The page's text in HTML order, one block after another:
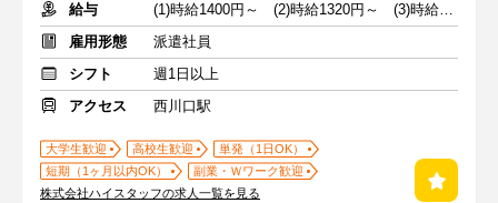
給与
(1)時給1400円～ (2)時給1320円～ (3)時給1400円～
雇用形態
派遣社員
シフト
週1日以上
アクセス
西川口駅
大学生歓迎 高校生歓迎
単発（1日OK）
短期（1ヶ月以内OK）
副業・Ｗワーク歓迎
株式会社ハイスタッフの求人一覧を見る